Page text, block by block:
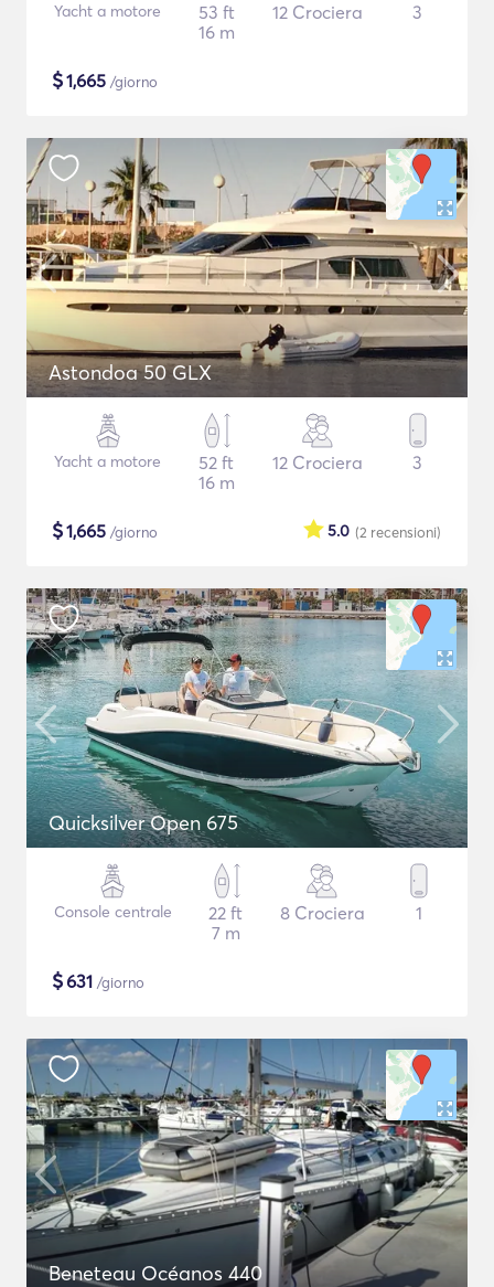
Yacht a motore
53 ft
16 m
12 Crociera 3
$1,665 /giorno
Astondoa 50 GLX
Yacht a motore
52 ft
16 m
12 Crociera 3
$1,665 /giorno (2 recensioni)
5.0
Quicksilver Open 675
Console centrale
22 ft
7 m
8 Crociera 1
$631 /giorno
Beneteau Océanos 440